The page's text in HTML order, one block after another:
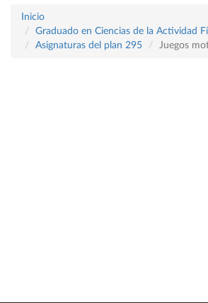
Inicio
Graduado en Ciencias de la Actividad
Asignaturas del plan 295
Juegos